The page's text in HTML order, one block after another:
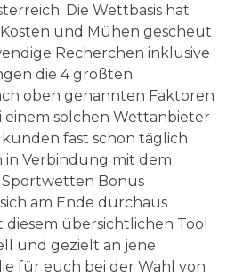
Die Wettbasis hat
und Mühen gescheut
Recherchen inklusive
die 4 größten
oben genannten Faktoren
einem solchen Wettanbieter
fast schon täglich
Verbindung mit dem
Bonus
am Ende durchaus
diesem übersichtlichen Tool
und gezielt an jene
für euch bei der Wahl von